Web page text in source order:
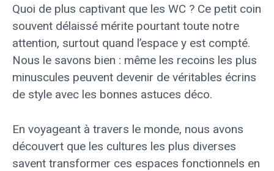
Quoi de plus captivant que les WC ? Ce petit coin
souvent délaissé mérite pourtant toute notre
attention, surtout quand l’espace y est compté.
Nous le savons bien : même les recoins les plus
minuscules peuvent devenir de véritables écrins
de style avec les bonnes astuces déco.
En voyageant à travers le monde, nous avons
découvert que les cultures les plus diverses
savent transformer ces espaces fonctionnels en